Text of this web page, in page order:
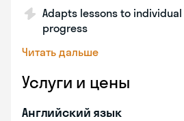
Adapts lessons to
progress
Читать дальше
Услуги и цены
Английский язык